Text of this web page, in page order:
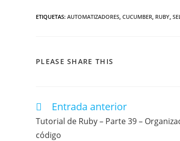
ETIQUETAS: AUTOMATIZADORES CUCUMBER RUBY
PLEASE SHARE THIS
Entrada anterior
Tutorial de Ruby – Parte 39 –
código